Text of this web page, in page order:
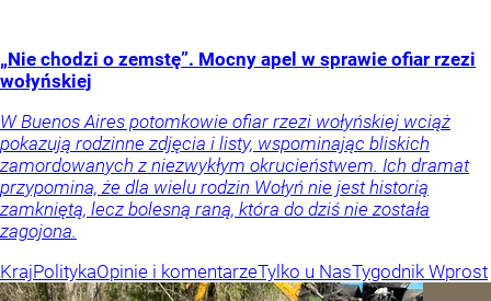
„Nie chodzi o zemstę”. Mocny apel w sprawie ofiar rzezi
wołyńskiej
W Buenos Aires potomkowie ofiar rzezi wołyńskiej wciąż
pokazują rodzinne zdjęcia i listy, wspominając bliskich
zamordowanych z niezwykłym okrucieństwem. Ich dramat
przypomina, że dla wielu rodzin Wołyń nie jest historią
zamkniętą, lecz bolesną raną, która do dziś nie została
zagojona.
KrajPolitykaOpinie i komentarzeTylko u NasTygodnik Wprost